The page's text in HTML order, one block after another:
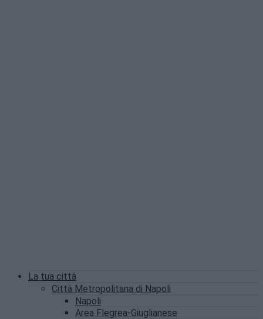
La tua città
Città Metropolitana di Napoli
Napoli
Area Flegrea-Giuglianese